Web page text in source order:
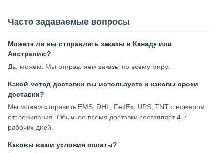
Часто задаваемые вопросы
Можете ли вы отправлять заказы в Канаду или
Австралию?
Да, можем. Мы отправляем заказы по всему миру.
Какой метод доставки вы используете и каковы сроки
доставки?
Мы можем отправить EMS, DHL, FedEx, UPS, TNT с номером
отслеживания. Обычное время доставки составляет 4-7
рабочих дней.
Каковы ваши условия оплаты?